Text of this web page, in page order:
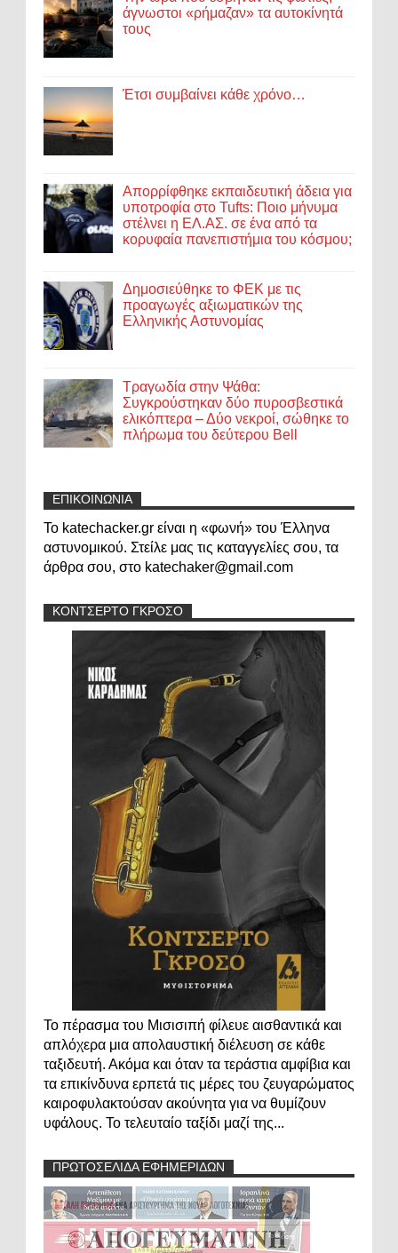
άγνωστοι «ρήμαζαν» τα αυτοκίνητά
τους
Έτσι συμβαίνει κάθε χρόνο…
Απορρίφθηκε εκπαιδευτική άδεια για
υποτροφία στο Tufts: Ποιο μήνυμα
στέλνει η ΕΛ.ΑΣ. σε ένα από τα
κορυφαία πανεπιστήμια του κόσμου;
Δημοσιεύθηκε το ΦΕΚ με τις
προαγωγές αξιωματικών της
Ελληνικής Αστυνομίας
Τραγωδία στην Ψάθα:
Συγκρούστηκαν δύο πυροσβεστικά
ελικόπτερα – Δύο νεκροί, σώθηκε το
πλήρωμα του δεύτερου Bell
ΕΠΙΚΟΙΝΩΝΙΑ
Το katechacker.gr είναι η «φωνή» του Έλληνα
αστυνομικού. Στείλε μας τις καταγγελίες σου, τα
άρθρα σου, στο katechaker@gmail.com
ΚΟΝΤΣΕΡΤΟ ΓΚΡΟΣΟ
Το πέρασμα του Μισισιπή φίλευε αισθαντικά και
απλόχερα μια απολαυστική διέλευση σε κάθε
ταξιδευτή. Ακόμα και όταν τα τεράστια αμφίβια και
τα επικίνδυνα ερπετά τις μέρες του ζευγαρώματος
καιροφυλακτούσαν ακούνητα για να θυμίζουν
υφάλους. Το τελευταίο ταξίδι μαζί της...
ΠΡΩΤΟΣΕΛΙΔΑ ΕΦΗΜΕΡΙΔΩΝ